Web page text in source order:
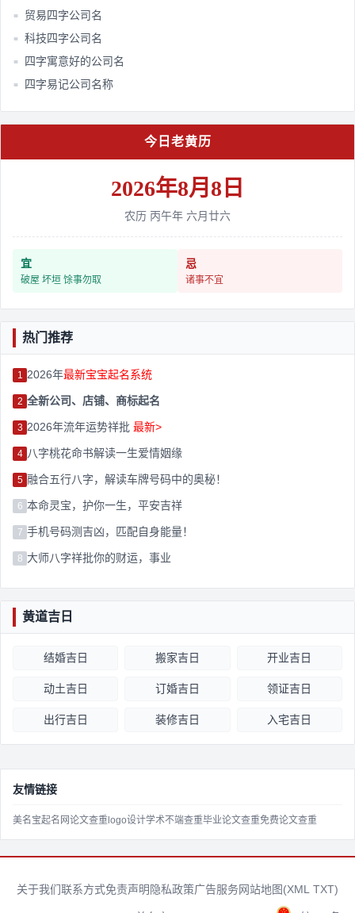
■ 贸易四字公司名
■ 科技四字公司名
■ 四字寓意好的公司名
■ 四字易记公司名称
今日老黄历
2026年8月8日
农历 丙午年 六月廿六
宜
破屋 坏垣 馀事勿取
忌
诸事不宜
热门推荐
1 2026年最新宝宝起名系统
2 全新公司、店铺、商标起名
3 2026年流年运势祥批 最新>
4 八字桃花命书解读一生爱情姻缘
5 融合五行八字，解读车牌号码中的奥秘！
6 本命灵宝，护你一生，平安吉祥
7 手机号码测吉凶，匹配自身能量！
8 大师八字祥批你的财运，事业
黄道吉日
结婚吉日 搬家吉日 开业吉日
动土吉日 订婚吉日 领证吉日
出行吉日 装修吉日 入宅吉日
友情链接
美名宝起名网论文查重 logo设计学术不端查重毕业论文查重免费论文查重
关于我们联系方式免责声明 隐私政策广告服务网站地图(XML TXT)